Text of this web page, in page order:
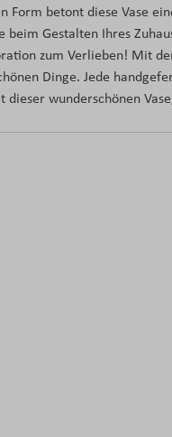
Form betont diese Vase
beim Gestalten Ihres
zum Verlieben! Mit
Dinge. Jede
wunderschönen